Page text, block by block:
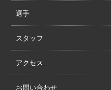
選手
スタッフ
アクセス
お問い合わせ